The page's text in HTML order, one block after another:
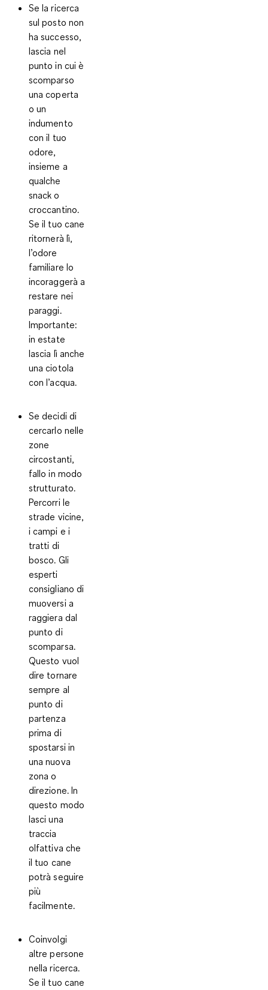
Se la ricerca
sul posto non
ha successo,
lascia nel
punto in cui è
scomparso
una coperta
o un
indumento
con il tuo
odore,
insieme a
qualche
snack o
croccantino.
Se il tuo cane
ritornerà lì,
l’odore
familiare lo
incoraggerà a
restare nei
paraggi.
Importante:
in estate
lascia lì anche
una ciotola
con l’acqua.
Se decidi di
cercarlo nelle
zone
circostanti,
fallo in modo
strutturato.
Percorri le
strade vicine,
i campi e i
tratti di
bosco. Gli
esperti
consigliano di
muoversi a
raggiera dal
punto di
scomparsa.
Questo vuol
dire tornare
sempre al
punto di
partenza
prima di
spostarsi in
una nuova
zona o
direzione. In
questo modo
lasci una
traccia
olfattiva che
il tuo cane
potrà seguire
più
facilmente.
Coinvolgi
altre persone
nella ricerca.
Se il tuo cane